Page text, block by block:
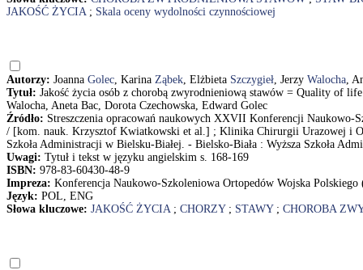
JAKOŚĆ ŻYCIA; Skala oceny wydolności czynnościowej
Autorzy: Joanna Golec, Karina Ząbek, Elżbieta Szczygieł, Jerzy Walocha,
Tytuł: Jakość życia osób z chorobą zwyrodnieniową stawów = Quality of
Walocha, Aneta Bac, Dorota Czechowska, Edward Golec
Źródło: Streszczenia opracowań naukowych XXVII Konferencji Naukowo-
/ [kom. nauk. Krzysztof Kwiatkowski et al.] ; Klinika Chirurgii Urazowej i
Szkoła Administracji w Bielsku-Białej. - Bielsko-Biała : Wyższa Szkoła
Uwagi: Tytuł i tekst w języku angielskim s. 168-169
ISBN: 978-83-60430-48-9
Impreza: Konferencja Naukowo-Szkoleniowa Ortopedów Wojska
Język: POL, ENG
Słowa kluczowe: JAKOŚĆ ŻYCIA; CHORZY; STAWY; CHOROBA